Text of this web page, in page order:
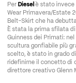
Per Diesel è stato invece
Wear Primavera/Estate
Belt-Skirt che ha
È stata la prima sfilata
Guinness dei Primati:
scultura gonfiabile più
scelto, è stato in grado
ridefinirne il concetto di
direttore creativo Glenn